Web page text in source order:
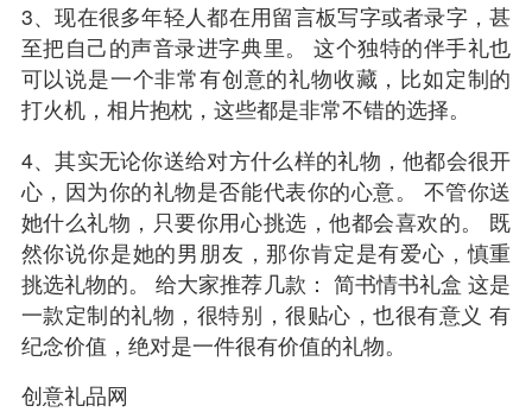
3、现在很多年轻人都在用留言板写字或者录字，甚
至把自己的声音录进字典里。 这个独特的伴手礼也
可以说是一个非常有创意的礼物收藏，比如定制的
打火机，相片抱枕，这些都是非常不错的选择。
4、其实无论你送给对方什么样的礼物，他都会很开
心，因为你的礼物是否能代表你的心意。 不管你送
她什么礼物，只要你用心挑选，他都会喜欢的。 既
然你说你是她的男朋友，那你肯定是有爱心，慎重
挑选礼物的。 给大家推荐几款： 简书情书礼盒 这是
一款定制的礼物，很特别，很贴心，也很有意义 有
纪念价值，绝对是一件很有价值的礼物。
创意礼品网